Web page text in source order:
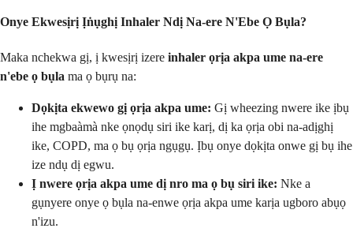
Onye Ekwesịrị Ịṅụghị Inhaler Ndị Na-ere N'Ebe Ọ Bụla?
Maka nchekwa gị, ị kwesịrị izere inhaler ọrịa akpa ume na-ere
n'ebe ọ bụla ma ọ bụrụ na:
Dọkịta ekwewo gị ọrịa akpa ume: Gị wheezing nwere ike ịbụ
ihe mgbaàmà nke ọnọdụ siri ike karị, dị ka ọrịa obi na-adịghị
ike, COPD, ma ọ bụ ọrịa ngụgụ. Ịbụ onye dọkịta onwe gị bụ ihe
ize ndụ dị egwu.
Ị nwere ọrịa akpa ume dị nro ma ọ bụ siri ike: Nke a
gụnyere onye ọ bụla na-enwe ọrịa akpa ume karịa ugboro abụọ
n'izu.